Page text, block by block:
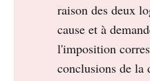
raison des deux
cause et à
l'imposition
conclusions de la